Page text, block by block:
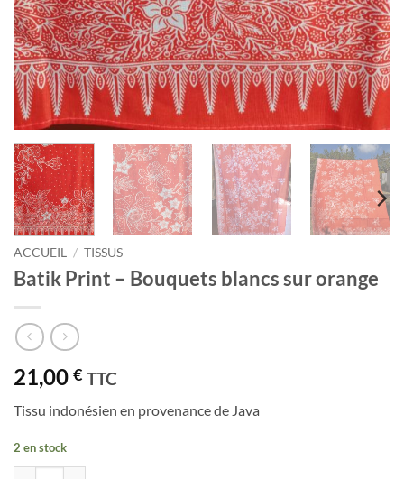
ACCUEIL / TISSUS
Batik Print – Bouquets blancs sur orange
21,00 € TTC
Tissu indonésien en provenance de Java
2 en stock